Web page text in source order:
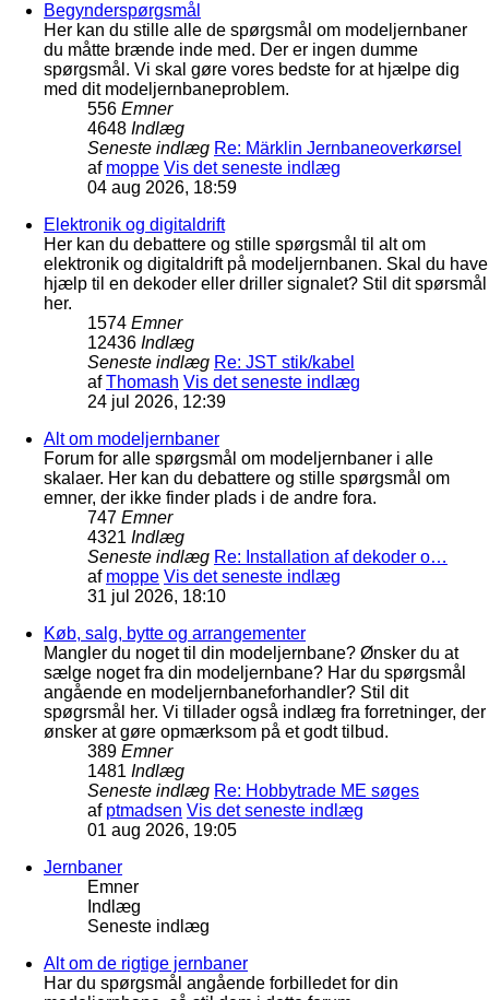
Begynderspørgsmål
Her kan du stille alle de spørgsmål om modeljernbaner
du måtte brænde inde med. Der er ingen dumme
spørgsmål. Vi skal gøre vores bedste for at hjælpe dig
med dit modeljernbaneproblem.
556 Emner
4648 Indlæg
Seneste indlæg Re: Märklin Jernbaneoverkørsel
af moppe Vis det seneste indlæg
04 aug 2026, 18:59
Elektronik og digitaldrift
Her kan du debattere og stille spørgsmål til alt om
elektronik og digitaldrift på modeljernbanen. Skal du have
hjælp til en dekoder eller driller signalet? Stil dit spørsmål
her.
1574 Emner
12436 Indlæg
Seneste indlæg Re: JST stik/kabel
afThomash Vis det seneste indlæg
24 jul 2026, 12:39
Alt om modeljernbaner
Forum for alle spørgsmål om modeljernbaner i alle
skalaer. Her kan du debattere og stille spørgsmål om
emner, der ikke finder plads i de andre fora.
747 Emner
4321 Indlæg
Seneste indlæg Re: Installation af dekoder o…
af moppe Vis det seneste indlæg
31 jul 2026, 18:10
Køb, salg, bytte og arrangementer
Mangler du noget til din modeljernbane? Ønsker du at
sælge noget fra din modeljernbane? Har du spørgsmål
angående en modeljernbaneforhandler? Stil dit
spøgrsmål her. Vi tillader også indlæg fra forretninger, der
ønsker at gøre opmærksom på et godt tilbud.
389 Emner
1481 Indlæg
Seneste indlæg Re: Hobbytrade ME søges
af ptmadsen Vis det seneste indlæg
01 aug 2026, 19:05
Jernbaner
Emner
Indlæg
Seneste indlæg
Alt om de rigtige jernbaner
Har du spørgsmål angående forbilledet for din